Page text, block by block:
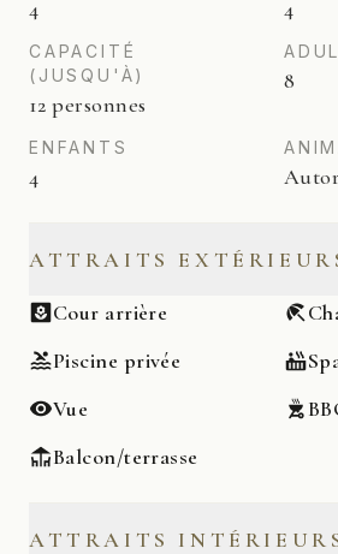
4 4
CAPACITÉ
(JUSQU'À)
12 personnes
8
ENFANTS
4
ATTRAITS
Cour arrière
Piscine privée
Vue
Balcon/terrasse
ATTRAITS